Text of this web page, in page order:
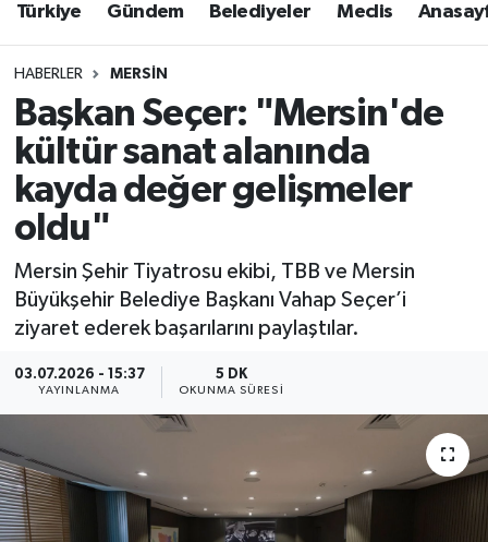
Türkiye Gündem Belediyeler Meclis
HABERLER MERSIN
Başkan Seçer: "Mersin'de
kültür sanat alanında
kayda değer gelişmeler
oldu"
Mersin Şehir Tiyatrosu ekibi, TBB ve Mersin
Büyükşehir Belediye Başkanı Vahap Seçer’i
ziyaret ederek başarılarını paylaştılar.
03.07.2026 - 15:37
YAYINLANMA
5 DK
OKUNMA SÜRESI
Süper Lig Puan Durumu ve Fikstür
Tüm Manşetler
Son Dakika Haberleri
Haber Arşivi